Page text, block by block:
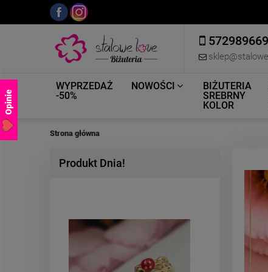
572989669
WYPRZEDAŻ
-50%
NOWOŚCI
BIŻUTERIA
SREBRNY
KOLOR
Strona główna
Produkt Dnia!
Opinie